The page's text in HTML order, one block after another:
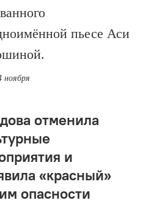
пьесе Аси
ноября
отменила
и
«красный»
опасности